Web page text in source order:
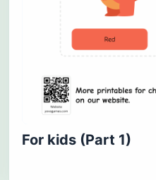
For kids (Part 1)